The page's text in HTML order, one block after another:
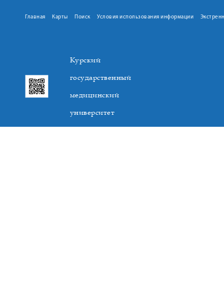
Главная Карты Поиск Условия использования информации
Курский
государственный
медицинский
университет